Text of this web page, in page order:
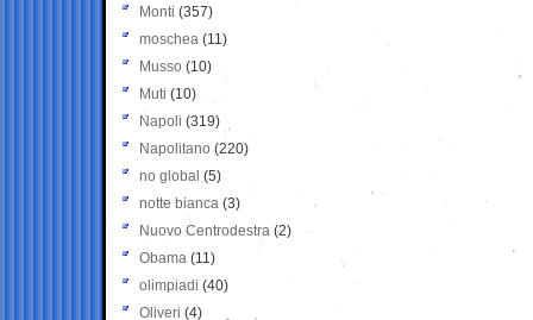
Monti (357)
moschea (11)
Musso (10)
Muti (10)
Napoli (319)
Napolitano (220)
no global (5)
notte bianca (3)
Nuovo Centrodestra (2)
Obama (11)
olimpiadi (40)
Oliveri (4)